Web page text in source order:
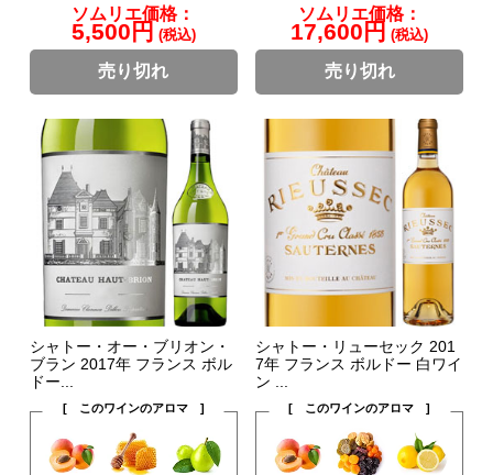
ソムリエ価格：
5,500円 (税込)
売り切れ
ソムリエ価格：
17,600円 (税込)
売り切れ
シャトー・オー・ブリオン・
ブラン 2017年 フランス ボル
ドー...
[ このワインのアロマ ]
シャトー・リューセック 201
7年 フランス ボルドー 白ワイ
ン ...
[ このワインのアロマ ]